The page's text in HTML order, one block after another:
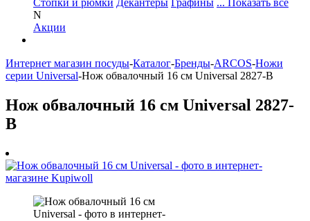
Стопки и рюмки Декантеры Графины ... Показать все
N
Акции
Интернет магазин посуды-Каталог-Бренды-ARCOS-Ножи
серии Universal-Нож обвалочный 16 см Universal 2827-B
Нож обвалочный 16 см Universal 2827-
B